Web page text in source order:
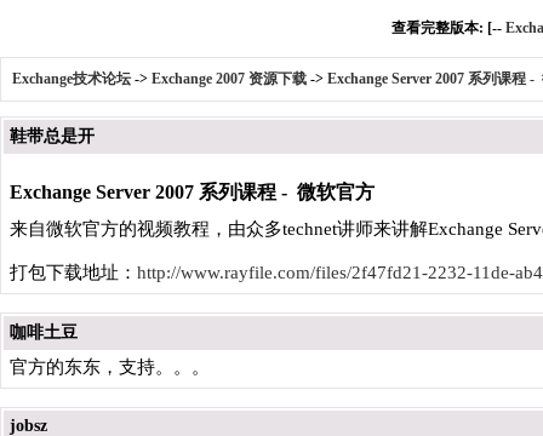
查看完整版本: [--
Exchange技术论坛 -> Exchange 2007 资源下载 -> Exchange Server 2007 系列课程
鞋带总是开
Exchange Server 2007 系列课程 - 微软官方
来自微软官方的视频教程，由众多technet讲师来讲解Exchange
打包下载地址： http://www.rayfile.com/files/2f47fd21-2232-11de-
咖啡土豆
官方的东东，支持。。。
jobsz